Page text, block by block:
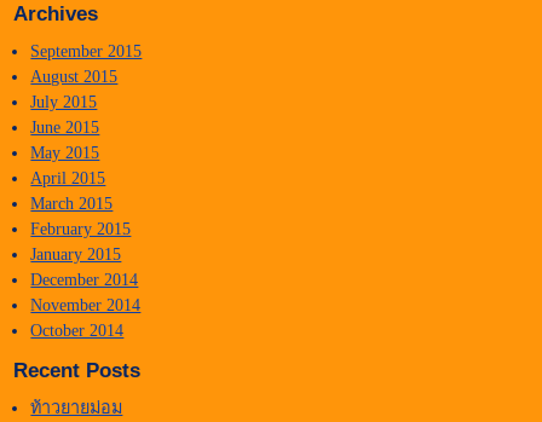
Archives
September 2015
August 2015
July 2015
June 2015
May 2015
April 2015
March 2015
February 2015
January 2015
December 2014
November 2014
October 2014
Recent Posts
ท้าวยายม่อม